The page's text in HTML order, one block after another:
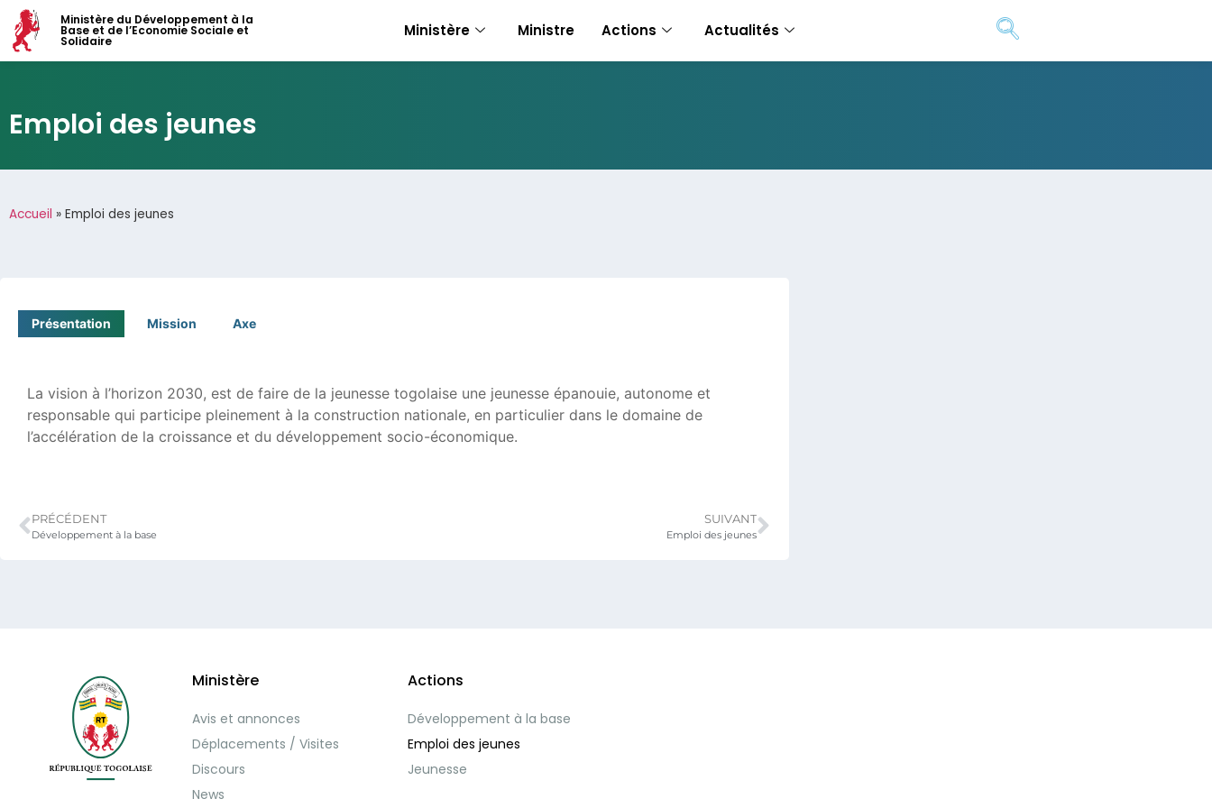
Ministère du Développement à la
Base et de l’Economie Sociale et
Solidaire
Ministère Ministre Actions Actualités
Emploi des jeunes
Accueil » Emploi des jeunes
Présentation Mission Axe
La vision à l’horizon 2030, est de faire de la jeunesse togolaise une jeunesse épanouie, autonome et
responsable qui participe pleinement à la construction nationale, en particulier dans le domaine de
l’accélération de la croissance et du développement socio-économique.
PRÉCÉDENT
Développement à la base
SUIVANT
Emploi des jeunes
Ministère
Avis et annonces
Déplacements / Visites
Discours
News
Actions
Développement à la base
Emploi des jeunes
Jeunesse